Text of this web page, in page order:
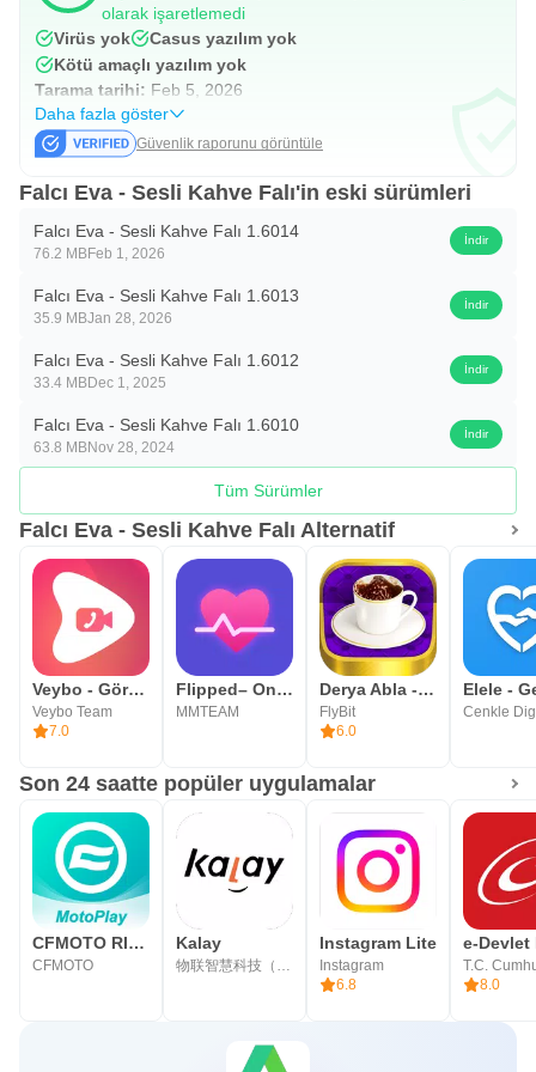
fal ve astroloji içerikleri kesin karar desteği olarak
görülmemelidir. Özellikle ciddi kişisel, finansal veya
sağlıkla ilgili konularda bu yorumların sadece keyif amaçlı
okunması daha doğru olur.
Tarot, Burç ve Aşk Uyumu
Kahve falının yanında tarot falı, günlük burç yorumları ve
bölümünde kartlara dayalı kısa ve anlaşılır yorumlar
okunabilir. Bu yapı, tek bir uygulamada farklı fal ve astroloji
sağlar.
Aşk uyumu bölümü, burçlara göre ilişki dinamikleri
hakkında sesli yorumlar sunar. Bu bölüm özellikle ilişkiyle
uygundur. Günlük burç yorumları ise sabah kısa bir kontrol
yapmak veya gün içinde genel bir ruh hali yorumu almak
isteyenlere hitap eder. İçerikler sade tutulduğu için uzun
astroloji metinleri okumak istemeyen kullanıcılar da
kolayca takip edebilir.
Bekleme Sürecindeki Ek Bölümler
Fal sonucunu beklerken uygulama içinde kahve çekirdeği
yetiştirme, Oyunhane ve şans kurabiyesi gibi yan bölümler
yer alır. Falcı Eva, bu küçük içeriklerle bekleme süresini
boş bir ekrandan çıkarıp daha hareketli hale getirir.
Özellikle arkadaşlarla fal bakarken kısa oyunlar ve
eğlenceli mesajlar uygulamanın sosyal tarafını destekler.
Bu ek bölümler ana fal deneyiminin yerine geçmez, daha
çok uygulamada geçirilen zamanı yumuşatır. Şans
olarak işaretlemedi
Virüs yok
Casus yazılım yok
Kötü amaçlı yazılım yok
Tarama tarihi: Feb 5, 2026
Daha fazla göster
Güvenlik raporunu görüntüle
Falcı Eva - Sesli Kahve Falı'in eski sürümleri
Falcı Eva - Sesli Kahve Falı 1.6014
76.2 MBFeb 1, 2026
İndir
Falcı Eva - Sesli Kahve Falı 1.6013
35.9 MBJan 28, 2026
İndir
Falcı Eva - Sesli Kahve Falı 1.6012
33.4 MBDec 1, 2025
İndir
Falcı Eva - Sesli Kahve Falı 1.6010
63.8 MBNov 28, 2024
İndir
Tüm Sürümler
Falcı Eva - Sesli Kahve Falı Alternatif
Veybo - Görüntülü Sohbet
Veybo Team
7.0
Flipped– Online Video Calling
MMTEAM
Derya Abla - Kahve Falı
FlyBit
6.0
Cenkle
Son 24 saatte popüler uygulamalar
CFMOTO RIDE
CFMOTO
Kalay Instagram Lite
Instagram
6.8
8.0